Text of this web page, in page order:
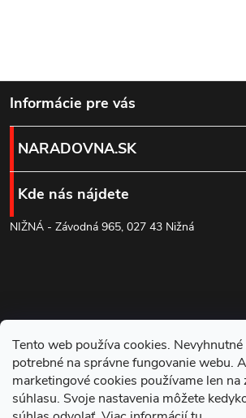
Tento web používa cookies.
potrebné na správne fungovanie webu.
marketingové cookies používame len na
súhlasu. Svoje nastavenia môžete
á
d
a
c
i
r
v
k
Z
á
p
ä
e
Informácie pre vás
NARADOVNA.SK
Kde nás nájdete
NIŽNÁ - Závodná 965, 027 43 Nižná